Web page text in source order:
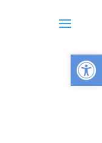
Ouvrir